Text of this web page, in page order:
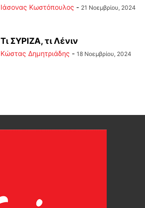
Ιάσονας Κωστόπουλος - 21 Νοεμβρίου, 2024
Τι ΣΥΡΙΖΑ, τι Λένιν
Kώστας Δημητριάδης - 18 Νοεμβρίου, 2024